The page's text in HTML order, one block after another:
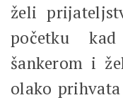
želi
početku
šankerom i
olako